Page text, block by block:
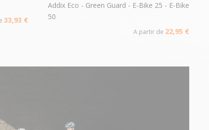
33,93 €
Addix Eco - Green Guard - E-Bike 25 - E-Bike
50
A partir de 22,95 €